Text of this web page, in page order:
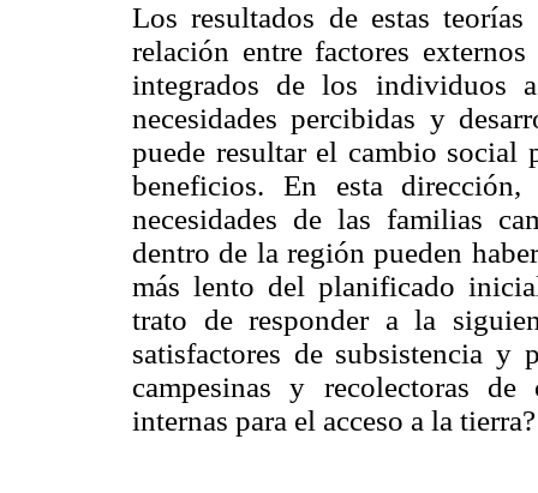
Los resultados de estas
relación entre factores
integrados de los individuos
necesidades percibidas y
puede resultar el cambio social
beneficios. En esta
necesidades de las familias
dentro de la región pueden
más lento del planificado
trato de responder a la
satisfactores de subsistencia y
campesinas y recolectoras de
internas para el acceso a la tierra?